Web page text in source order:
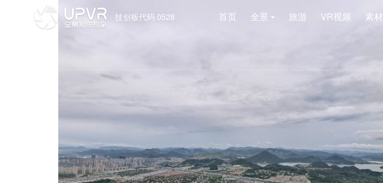
技创板代码 0528 首页 全景 旅游 VR视频 素材